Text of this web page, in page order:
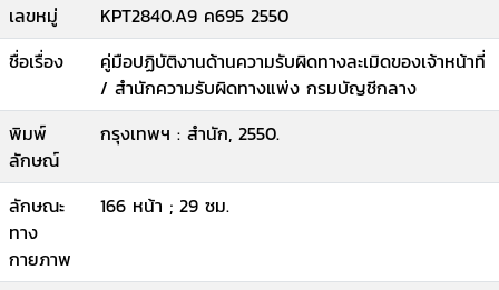
เลขหมู่
KPT2840.A9 ค695 2550
ชื่อเรื่อง
คู่มือปฏิบัติงานด้านความรับผิดทางละเมิดของเจ้าหน้าที่
/ สำนักความรับผิดทางแพ่ง กรมบัญชีกลาง
พิมพ์
ลักษณ์
กรุงเทพฯ : สำนัก, 2550.
ลักษณะ
ทาง
กายภาพ
166 หน้า ; 29 ซม.